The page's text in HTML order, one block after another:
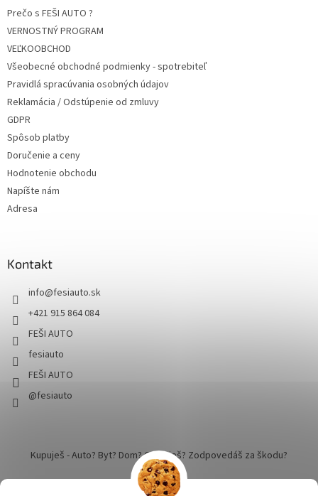
Prečo s FEŠI AUTO ?
VERNOSTNÝ PROGRAM
VEĽKOOBCHOD
Všeobecné obchodné podmienky - spotrebiteľ
Pravidlá spracúvania osobných údajov
Reklamácia / Odstúpenie od zmluvy
GDPR
Spôsob platby
Doručenie a ceny
Hodnotenie obchodu
Napíšte nám
Adresa
Kontakt
info@fesiauto.sk
+421 915 864 084
FEŠI AUTO
fesiauto
FEŠI AUTO
@fesiauto
Kupuješ - Auto? Byt? Dom? Cestuješ? Zodpovedáš za škodu?